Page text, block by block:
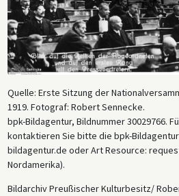
Quelle: Erste Sitzung der
1919. Fotograf: Robert Sennecke.
bpk-Bildagentur, Bildnummer 30029766.
kontaktieren Sie bitte die bpk-
bildagentur.de oder Art Resource:
Nordamerika).
Bildarchiv Preußischer Kulturbesitz/